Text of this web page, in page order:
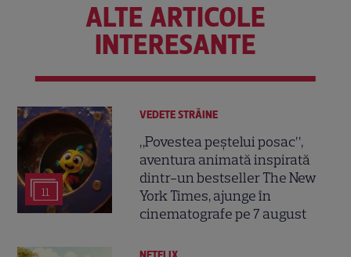
ALTE ARTICOLE
INTERESANTE
11
VEDETE STRĂINE
„Povestea peștelui posac”,
aventura animată inspirată
dintr-un bestseller The New
York Times, ajunge în
cinematografe pe 7 august